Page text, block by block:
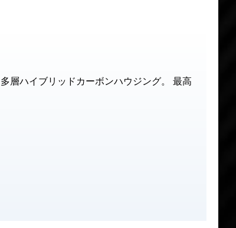
層ハイブリッドカーボンハウジング。 最高